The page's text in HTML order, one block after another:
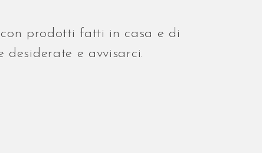
con prodotti fatti in casa e di
e avvisarci.